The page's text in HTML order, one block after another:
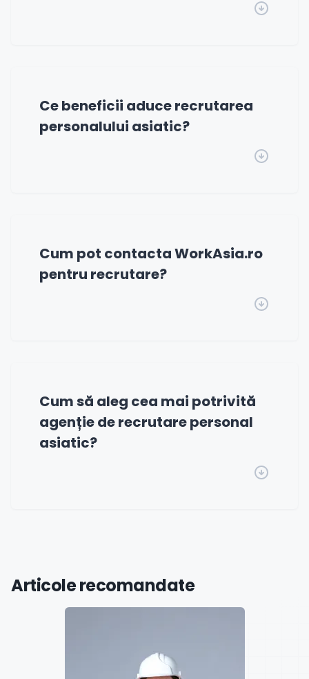
Ce beneficii aduce recrutarea
personalului asiatic?
Cum pot contacta WorkAsia.ro
pentru recrutare?
Cum să aleg cea mai potrivită
agenție de recrutare personal
asiatic?
Articole recomandate